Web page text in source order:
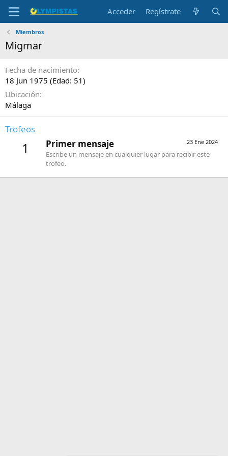
Acceder Regístrate
Miembros
Migmar
Fecha de nacimiento
18 Jun 1975 (Edad: 51)
Ubicación
Málaga
Trofeos
1 23 Ene 2024
Primer mensaje
Escribe un mensaje en cualquier lugar para recibir este
trofeo.